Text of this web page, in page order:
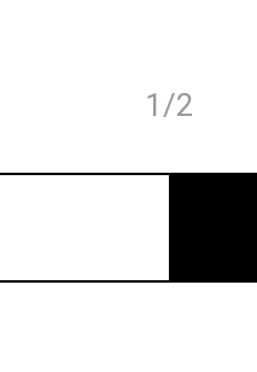
1/2